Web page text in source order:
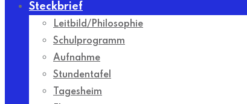
Steckbrief
Leitbild/Philosophie
Schulprogramm
Aufnahme
Stundentafel
Tagesheim